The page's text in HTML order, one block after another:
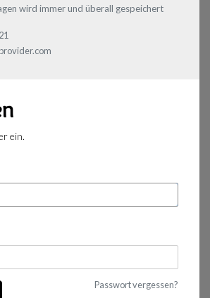
wird immer und überall gespeichert
ein.
Passwort vergessen?